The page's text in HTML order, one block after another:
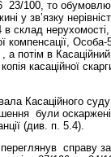
23/100, то
у зв’язку
в склад
компенсації,
, а потім в
касаційної
Касаційного
були
(див. п. 5.4).
справу